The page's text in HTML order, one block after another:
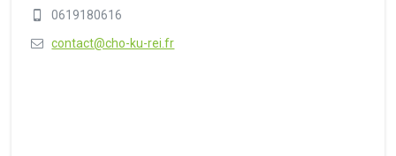
0619180616
contact@cho-ku-rei.fr